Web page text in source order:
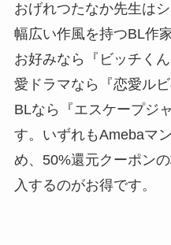
おげれつたなか先生は
幅広い作風を持つBL作
お好みなら『ビッチく
愛ドラマなら『恋愛ル
BLなら『エスケープジ
す。いずれもAmebaマ
め、50%還元クーポン
入するのがお得です。